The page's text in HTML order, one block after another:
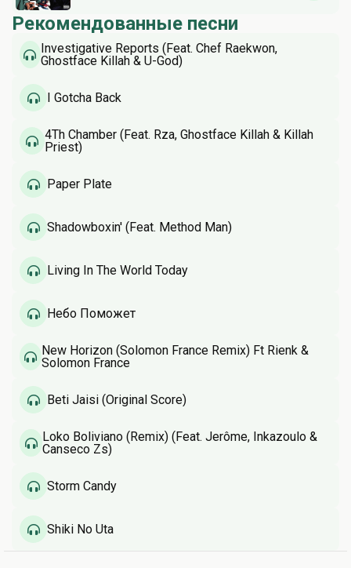
Рекомендованные песни
Investigative Reports (Feat. Chef Raekwon,
Ghostface Killah & U-God)
I Gotcha Back
4Th Chamber (Feat. Rza, Ghostface Killah & Killah
Priest)
Paper Plate
Shadowboxin' (Feat. Method Man)
Living In The World Today
Небо Поможет
New Horizon (Solomon France Remix) Ft Rienk &
Solomon France
Beti Jaisi (Original Score)
Loko Boliviano (Remix) (Feat. Jerôme, Inkazoulo &
Canseco Zs)
Storm Candy
Shiki No Uta